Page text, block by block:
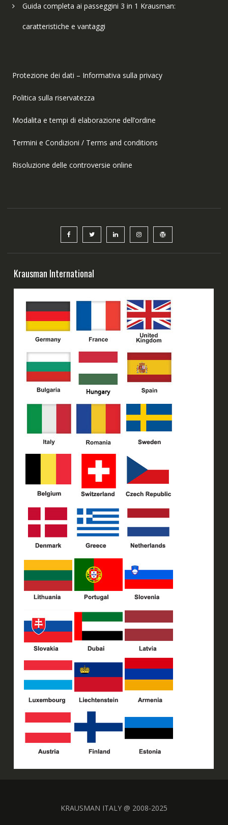
Guida completa ai passeggini 3 in 1 Krausman:
caratteristiche e vantaggi
Protezione dei dati – Informativa sulla privacy
Politica sulla riservatezza
Modalita e tempi di elaborazione dell’ordine
Termini e Condizioni / Terms and conditions
Risoluzione delle controversie online
Krausman International
KRAUSMAN ITALY @ 2008-2025